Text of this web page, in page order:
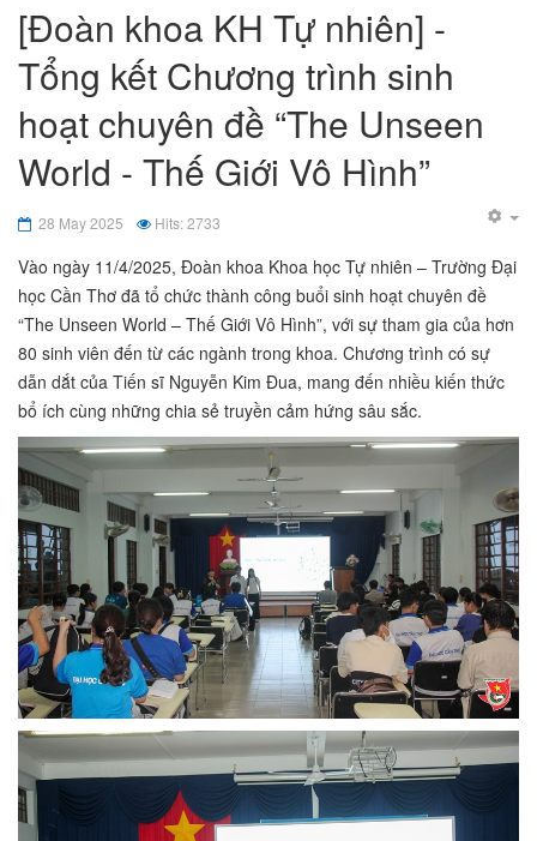
[Đoàn khoa KH Tự nhiên] -
Tổng kết Chương trình sinh
hoạt chuyên đề “The Unseen
World - Thế Giới Vô Hình”
28 May 2025 Hits: 2733
Vào ngày 11/4/2025, Đoàn khoa Khoa học Tự nhiên – Trường Đại
học Cần Thơ đã tổ chức thành công buổi sinh hoạt chuyên đề
“The Unseen World – Thế Giới Vô Hình”, với sự tham gia của hơn
80 sinh viên đến từ các ngành trong khoa. Chương trình có sự
dẫn dắt của Tiến sĩ Nguyễn Kim Đua, mang đến nhiều kiến thức
bổ ích cùng những chia sẻ truyền cảm hứng sâu sắc.